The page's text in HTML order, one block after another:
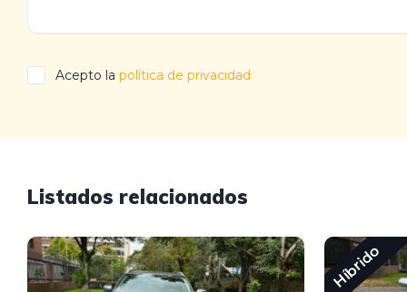
Acepto la política de privacidad
Listados relacionados
Híbrido